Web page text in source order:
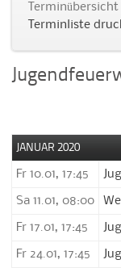
Terminliste
JANUAR 2020
Fr 10.01, 17:45
Sa 11.01, 08:00
Fr 17.01, 17:45
Fr 24.01, 17:45